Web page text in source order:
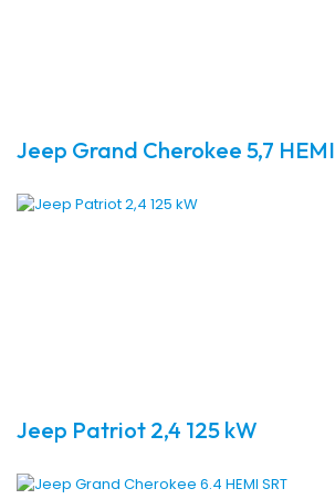
Jeep Grand Cherokee 5,7 HEMI
Jeep Patriot 2,4 125 kW